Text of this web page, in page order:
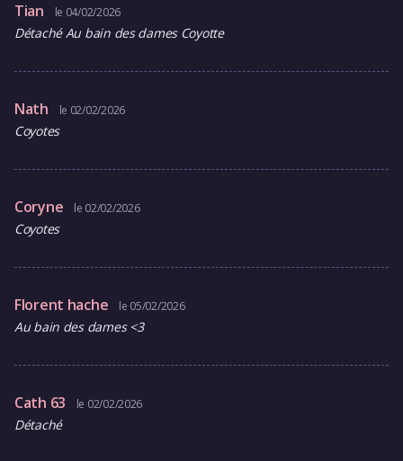
Tian le 04/02/2026
Détaché Au bain des dames Coyotte
Nath le 02/02/2026
Coyotes
Coryne le 02/02/2026
Coyotes
Florent hache le 05/02/2026
Au bain des dames <3
Cath 63 le 02/02/2026
Détaché